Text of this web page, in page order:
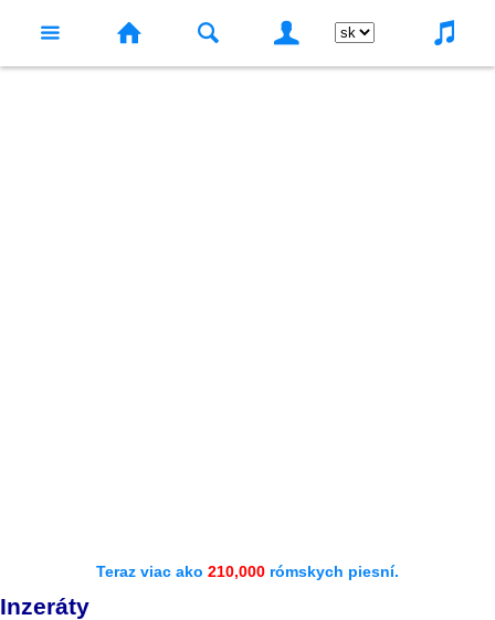
Teraz viac ako 210,000 rómskych piesní.
Inzeráty